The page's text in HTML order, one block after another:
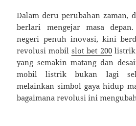
Dalam deru perubahan zaman,
berlari mengejar masa
negeri penuh inovasi, kini
revolusi mobilslot bet 200listrik.
yang semakin matang dan
mobil listrik bukan lagi
melainkan simbol gaya hidup
bagaimana revolusi ini